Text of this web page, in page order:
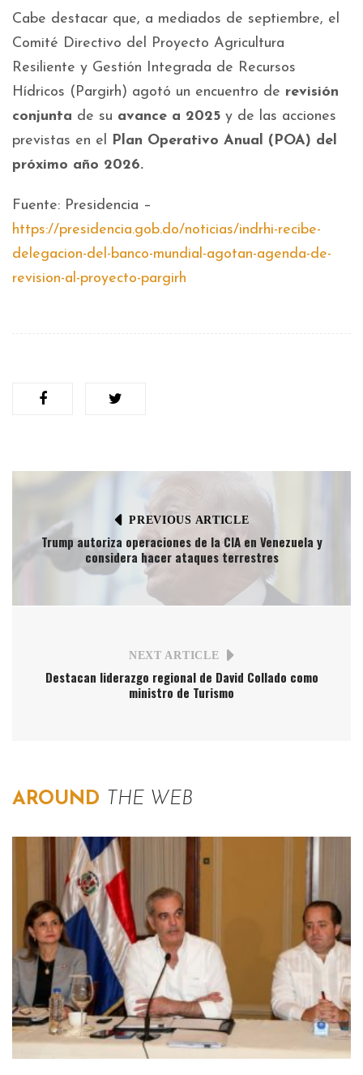
Cabe destacar que, a mediados de septiembre, el
Comité Directivo del Proyecto Agricultura
Resiliente y Gestión Integrada de Recursos
Hídricos (Pargirh) agotó un encuentro de revisión
conjunta de su avance a 2025 y de las acciones
previstas en el Plan Operativo Anual (POA) del
próximo año 2026.
Fuente: Presidencia –
https://presidencia.gob.do/noticias/indrhi-recibe-
delegacion-del-banco-mundial-agotan-agenda-de-
revision-al-proyecto-pargirh
PREVIOUS ARTICLE
Trump autoriza operaciones de la CIA en Venezuela y
considera hacer ataques terrestres
NEXT ARTICLE
Destacan liderazgo regional de David Collado como
ministro de Turismo
AROUND THE WEB